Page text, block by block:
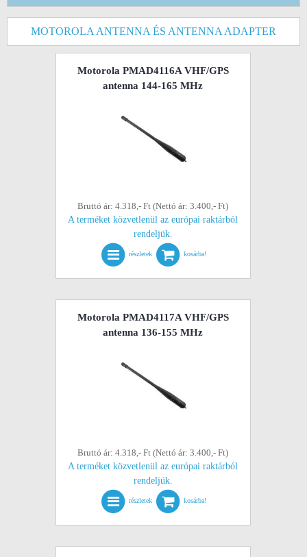
MOTOROLA ANTENNA ÉS ANTENNA ADAPTER
Motorola PMAD4116A VHF/GPS
antenna 144-165 MHz
Bruttó ár: 4.318,- Ft (Nettó ár: 3.400,- Ft)
A terméket közvetlenül az európai raktárból
rendeljük.
részletek kosárba!
Motorola PMAD4117A VHF/GPS
antenna 136-155 MHz
Bruttó ár: 4.318,- Ft (Nettó ár: 3.400,- Ft)
A terméket közvetlenül az európai raktárból
rendeljük.
részletek kosárba!